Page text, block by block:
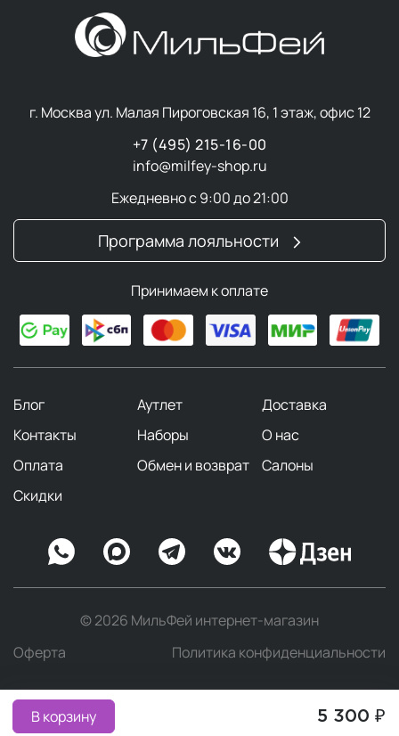
В корзину 5 300 ₽
г. Москва ул. Малая Пироговская 16, 1 этаж, офис 12
+7 (495) 215-16-00
info@milfey-shop.ru
Ежедневно с 9:00 до 21:00
Программа лояльности
Принимаем к оплате
Блог Аутлет
Доставка
Контакты
Наборы
О нас
Оплата
Обмен и возврат
Салоны
Скидки
© 2026 МильФей интернет-магазин
Оферта
Политика конфиденциальности